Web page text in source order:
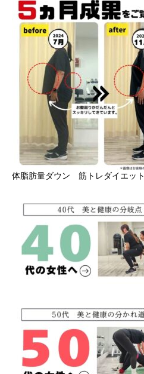
体脂肪量ダウン 筋トレダイエット